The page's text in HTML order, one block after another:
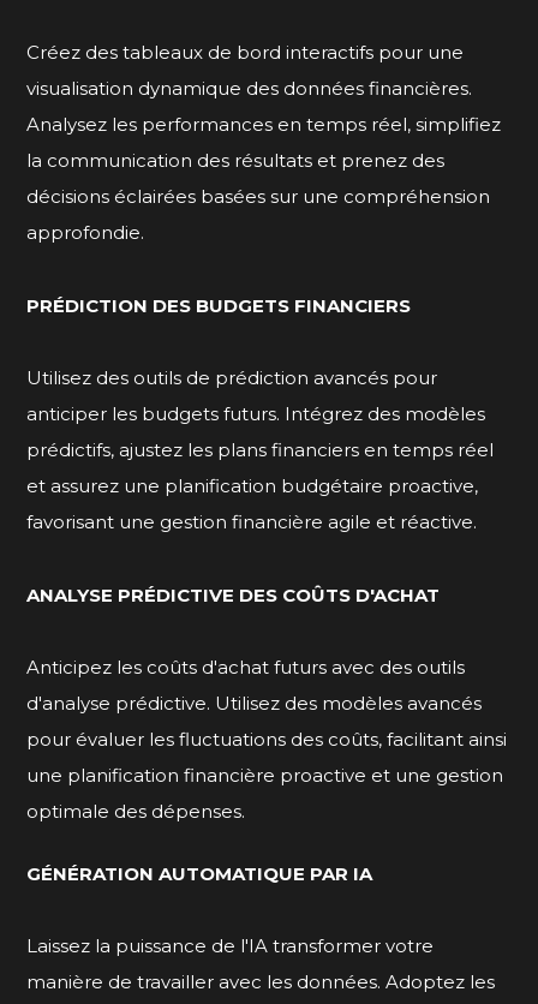
Créez des tableaux de bord interactifs pour une
visualisation dynamique des données financières.
Analysez les performances en temps réel, simplifiez
la communication des résultats et prenez des
décisions éclairées basées sur une compréhension
approfondie.
PRÉDICTION DES BUDGETS FINANCIERS
Utilisez des outils de prédiction avancés pour
anticiper les budgets futurs. Intégrez des modèles
prédictifs, ajustez les plans financiers en temps réel
et assurez une planification budgétaire proactive,
favorisant une gestion financière agile et réactive.
ANALYSE PRÉDICTIVE DES COÛTS D'ACHAT
Anticipez les coûts d'achat futurs avec des outils
d'analyse prédictive. Utilisez des modèles avancés
pour évaluer les fluctuations des coûts, facilitant ainsi
une planification financière proactive et une gestion
optimale des dépenses.
GÉNÉRATION AUTOMATIQUE PAR IA
Laissez la puissance de l'IA transformer votre
manière de travailler avec les données. Adoptez les